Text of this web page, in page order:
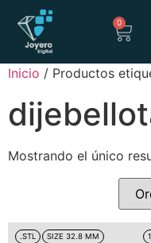
0
Inicio / Productos
Mostrando el único
.STL SIZE 32.8 MM